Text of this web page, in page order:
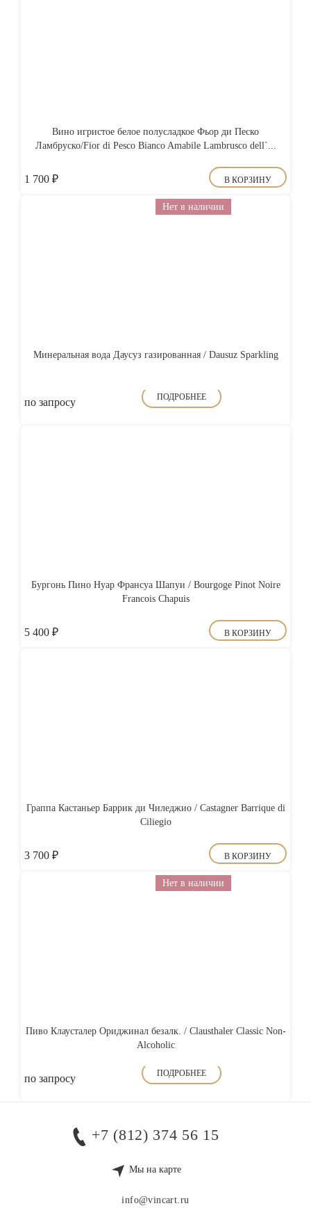
Вино игристое белое полусладкое Фьор ди Песко
Ламбруско/Fior di Pesco Bianco Amabile Lambrusco dell`...
1 700 ₽ В КОРЗИНУ
Нет в наличии
Минеральная вода Даусуз газированная / Dausuz Sparkling
по запросу ПОДРОБНЕЕ
Бургонь Пино Нуар Франсуа Шапуи / Bourgoge Pinot Noire
Francois Chapuis
5 400 ₽ В КОРЗИНУ
Граппа Кастаньер Баррик ди Чиледжио / Castagner Barrique di
Ciliegio
3 700 ₽ В КОРЗИНУ
Нет в наличии
Пиво Клаусталер Ориджинал безалк. / Clausthaler Classic Non-
Alcoholic
по запросу ПОДРОБНЕЕ
+7 (812) 374 56 15
Мы на карте
info@vincart.ru